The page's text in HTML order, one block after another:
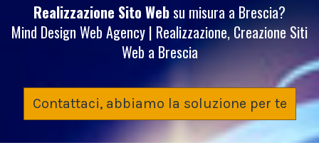
Realizzazione Sito Websu misura a Brescia?
Mind Design Web Agency | Realizzazione, Creazione Siti
Web a Brescia
Contattaci, abbiamo la soluzione per te